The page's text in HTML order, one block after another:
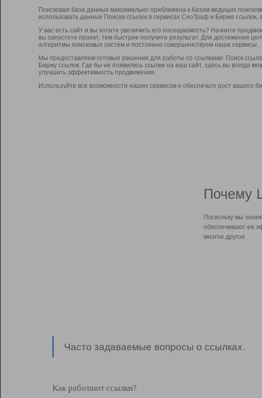
Поисковая база данных максимально приближена к базам ведущих
использовать данные Поиска ссылок в сервисах СеоТраф и Бирже ссылок,
У вас есть сайт и вы хотите увеличить его посещаемость? Начните
вы запустите проект, тем быстрее получите результат. Для достижения
алгоритмы поисковых систем и постоянно совершенствуем наши сервисы.
Мы предоставляем готовые решения для работы со ссылками: Поиск
Биржу ссылок. Где бы не появились ссылки на ваш сайт, здесь вы всегда
улучшить эффективность продвижения.
Используйте все возможности наших сервисов и обеспечьте рост вашего
Почему
Поскольку мы
обеспечивают ее
многое другое.
Часто задаваемые вопросы о ссылках.
Как работают ссылки?